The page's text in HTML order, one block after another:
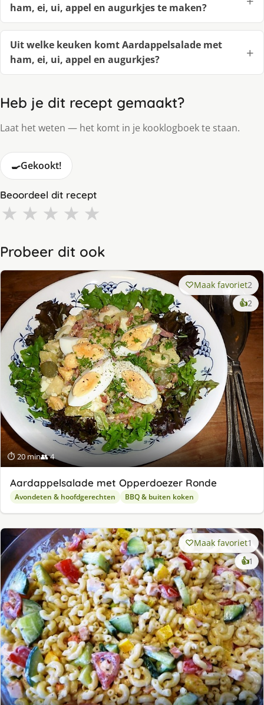
ham, ei, ui, appel en augurkjes te maken?
Uit welke keuken komt Aardappelsalade met
ham, ei, ui, appel en augurkjes?
Heb je dit recept gemaakt?
Laat het weten — het komt in je kooklogboek te staan.
🍳Gekookt!
Beoordeel dit recept
★ ★ ★ ★ ★
Probeer dit ook
⏱ 20 min👥 4
Maak favoriet2
👍2
Aardappelsalade met Opperdoezer Ronde
Avondeten & hoofdgerechten BBQ & buiten koken
Maak favoriet1
👍1